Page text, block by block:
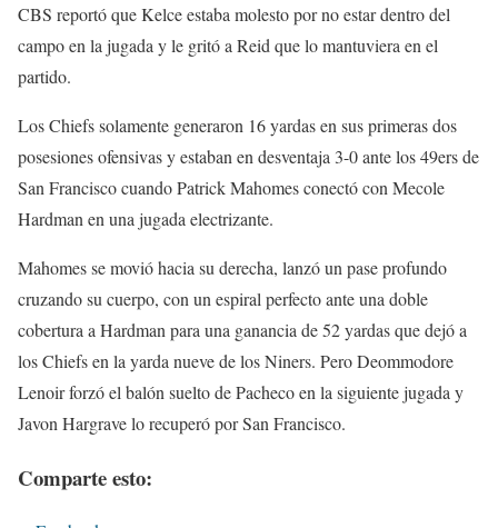
CBS reportó que Kelce estaba molesto por no estar dentro del
campo en la jugada y le gritó a Reid que lo mantuviera en el
partido.
Los Chiefs solamente generaron 16 yardas en sus primeras dos
posesiones ofensivas y estaban en desventaja 3-0 ante los 49ers de
San Francisco cuando Patrick Mahomes conectó con Mecole
Hardman en una jugada electrizante.
Mahomes se movió hacia su derecha, lanzó un pase profundo
cruzando su cuerpo, con un espiral perfecto ante una doble
cobertura a Hardman para una ganancia de 52 yardas que dejó a
los Chiefs en la yarda nueve de los Niners. Pero Deommodore
Lenoir forzó el balón suelto de Pacheco en la siguiente jugada y
Javon Hargrave lo recuperó por San Francisco.
Comparte esto: